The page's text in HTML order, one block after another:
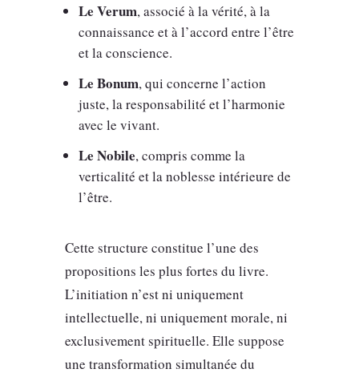
Le Verum, associé à la vérité, à la
connaissance et à l’accord entre l’être
et la conscience.
Le Bonum, qui concerne l’action
juste, la responsabilité et l’harmonie
avec le vivant.
Le Nobile, compris comme la
verticalité et la noblesse intérieure de
l’être.
Cette structure constitue l’une des
propositions les plus fortes du livre.
L’initiation n’est ni uniquement
intellectuelle, ni uniquement morale, ni
exclusivement spirituelle. Elle suppose
une transformation simultanée du